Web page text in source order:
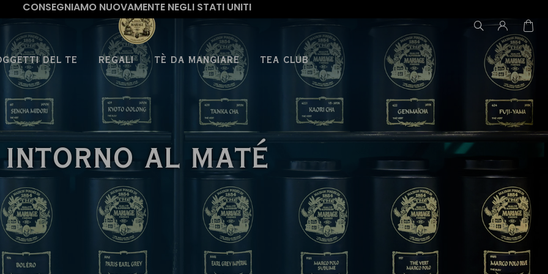
CONSEGNIAMO NUOVAMENTE NEGLI STATI UNITI
DEL TE REGALI TÈ DA MANGIARE TEA CLUB
INTORNO AL MATÉ